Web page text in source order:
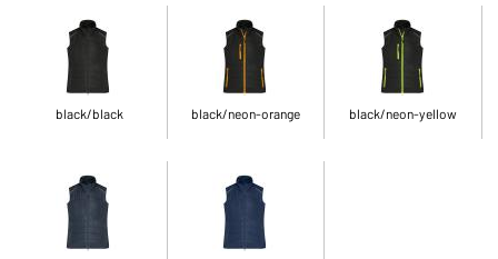
black/black black/neon-orange black/neon-yellow